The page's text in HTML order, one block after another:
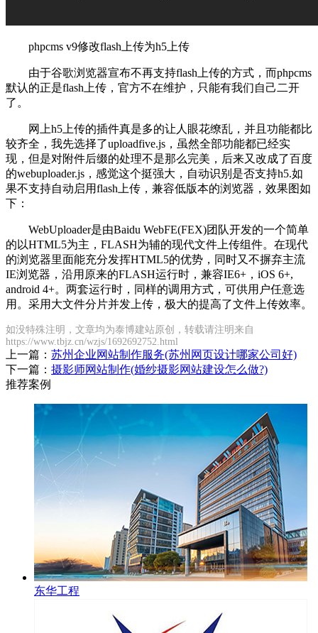
phpcms v9修改flash上传为h5上传
由于谷歌浏览器宣布不再支持flash上传的方式，而phpcms
默认的正是flash上传，官方不在维护，只能有我们自己二开
了。
网上h5上传的插件真是多的让人眼花缭乱，并且功能都比
较齐全，我先选择了uploadfive.js，虽然全部功能都已经实
现，但是对附件后缀的处理不是那么完美，后来又改成了百度
的webuploader.js，感觉这个挺强大，自动识别是否支持h5.如
果不支持自动启用flash上传，兼容低版本的浏览器，效果图如
下：
WebUploader是由Baidu WebFE(FEX)团队开发的一个简单
的以HTML5为主，FLASH为辅的现代文件上传组件。在现代
的浏览器里面能充分发挥HTML5的优势，同时又不摒弃主流
IE浏览器，沿用原来的FLASH运行时，兼容IE6+，iOS 6+,
android 4+。两套运行时，同样的调用方式，可供用户任意选
用。采用大文件分片并发上传，极大的提高了文件上传效率。
如没特殊注明，文章均为泰博建站原创，转载请注明来自
https://www.tbjz.cn/wzjs/1692692752.html
上一篇： 苏州企业网站制作服务(苏州网页设计哪家公司好)
下一篇： 摄影师网站制作(婚纱摄影网站建设怎么做?)
推荐案例
东华工程